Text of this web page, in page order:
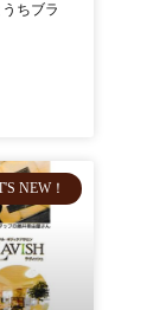
ちブラ
NEW！